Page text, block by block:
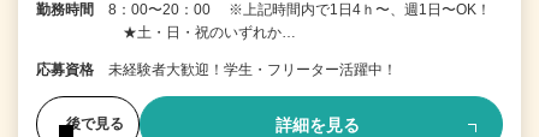
勤務時間
8：00〜20：00 ※上記時間内で1日4ｈ〜、週1日〜OK！
★土・日・祝のいずれか…
応募資格 未経験者大歓迎！学生・フリーター活躍中！
後で見る 詳細を見る